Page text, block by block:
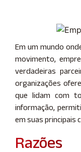
Em um mundo
movimento,
verdadeiras
organizações
que lidam com
informação,
em suas principais